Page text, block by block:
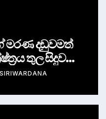
චමින්ද විජේසිරිට
දඬුවම්.